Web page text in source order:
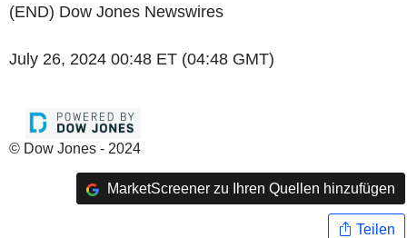
(END) Dow Jones Newswires
July 26, 2024 00:48 ET (04:48 GMT)
© Dow Jones - 2024
MarketScreener zu Ihren Quellen hinzufügen
Teilen